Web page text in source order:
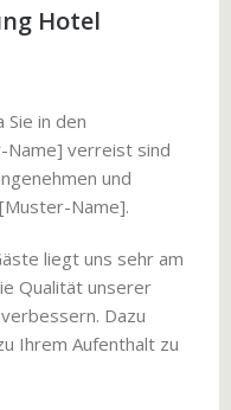
Hotel
Sie in den
Name] verreist sind
und
Name].
liegt uns sehr am
Qualität unserer
Dazu
Ihrem Aufenthalt zu